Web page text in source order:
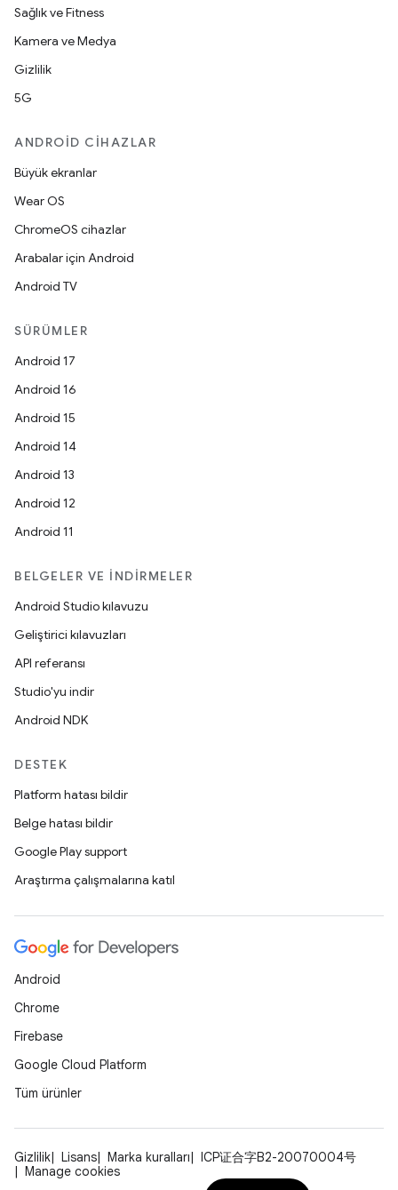
Sağlık ve Fitness
Kamera ve Medya
Gizlilik
5G
ANDROID CIHAZLAR
Büyük ekranlar
Wear OS
ChromeOS cihazlar
Arabalar için Android
Android TV
SÜRÜMLER
Android 17
Android 16
Android 15
Android 14
Android 13
Android 12
Android 11
BELGELER VE İNDIRMELER
Android Studio kılavuzu
Geliştirici kılavuzları
API referansı
Studio'yu indir
Android NDK
DESTEK
Platform hatası bildir
Belge hatası bildir
Google Play support
Araştırma çalışmalarına katıl
Android
Chrome
Firebase
Google Cloud Platform
Tüm ürünler
Gizlilik Lisans Marka kuralları
ICP证合字B2-20070004号
Manage cookies